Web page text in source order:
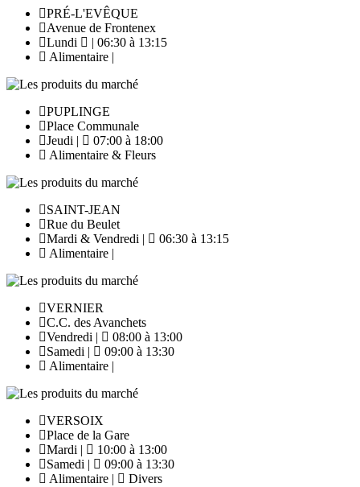
PRÉ-L'EVÊQUE
Avenue de Frontenex
Lundi
| 06:30 à 13:15
Alimentaire |
PUPLINGE
Place Communale
Jeudi |
07:00 à 18:00
Alimentaire & Fleurs
SAINT-JEAN
Rue du Beulet
Mardi & Vendredi |
06:30 à 13:15
Alimentaire |
VERNIER
C.C. des Avanchets
Vendredi |
08:00 à 13:00
Samedi |
09:00 à 13:30
Alimentaire |
VERSOIX
Place de la Gare
Mardi |
10:00 à 13:00
Samedi |
09:00 à 13:30
Alimentaire |
Divers